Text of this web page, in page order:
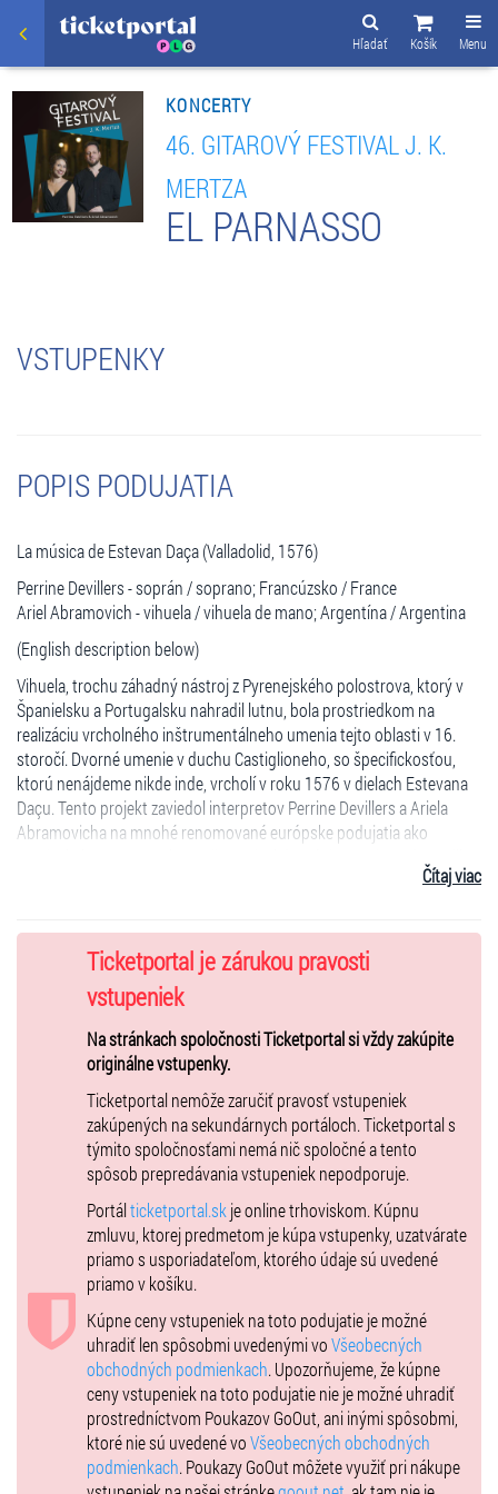
Menu
Košík
Hľadať
KONCERTY
46. GITAROVÝ FESTIVAL J. K.
MERTZA
EL PARNASSO
VSTUPENKY
POPIS PODUJATIA
La música de Estevan Daça (Valladolid, 1576)
Perrine Devillers - soprán / soprano; Francúzsko / France
Ariel Abramovich - vihuela / vihuela de mano; Argentína / Argentina
(English description below)
Vihuela, trochu záhadný nástroj z Pyrenejského polostrova, ktorý v
Španielsku a Portugalsku nahradil lutnu, bola prostriedkom na
realizáciu vrcholného inštrumentálneho umenia tejto oblasti v 16.
storočí. Dvorné umenie v duchu Castiglioneho, so špecifickosťou,
ktorú nenájdeme nikde inde, vrcholí v roku 1576 v dielach Estevana
Daçu. Tento projekt zaviedol interpretov Perrine Devillers a Ariela
Abramovicha na mnohé renomované európske podujatia ako
Gitarový festival J. K. Mertza patrí k významným podujatiam
slovenskej festivalovej scény a je jedným z najstarších svojho druhu
na svete. Jeho 46. ročník ponúka v Bratislave od 26. júna do 1. júla
širokú paletu gitarových koncertov. Hostia zo 7 krajín sveta uvedú
svoje jedinečné a pestré programy v Záhrade Domu Albrechtovcov,
Koncertnej sieni Klarisky a Zrkadlovej sieni Primaciálneho paláca.
Podujatie je súčasťou bratislavského mestského festivalu Kultúrne
VSTUPENKY:
Základné vstupné: 12€ (koncerty 26. 6. a 1. 7.) / 10€ (koncerty 27. –
Zľavnené vstupné: študenti (ISIC), učitelia (ITIC), dôchodcovia nad 65
rokov 8€ (koncerty 26. 6. a 1. 7.) / 6€ (koncerty 27. – 30. 6.), ZŤP 1€
PERMANENTKA na celý festival: 54€ / študenti (ISIC), učitelia (ITIC),
dôchodcovia nad 65 rokov 34€
Vstupenky sú dostupné v predpredaji v sieti Ticketportal vo forme
„hometicket“. Predpredaj končí 1 deň pred konaním koncertu (v
prípade permanentky 1 deň pred 1. koncertom festivalu). Ďalšie
vstupenky bude možné zakúpiť 1 hodinu pred koncertom na mieste
Viac informácií nájdete na našejwebstránke
Čítaj viac
Ticketportal je zárukou pravosti
vstupeniek
Na stránkach spoločnosti Ticketportal si vždy zakúpite
originálne vstupenky.
Ticketportal nemôže zaručiť pravosť vstupeniek
zakúpených na sekundárnych portáloch. Ticketportal s
týmito spoločnosťami nemá nič spoločné a tento
spôsob prepredávania vstupeniek nepodporuje.
Portálticketportal.sk je online trhoviskom. Kúpnu
zmluvu, ktorej predmetom je kúpa vstupenky, uzatvárate
priamo s usporiadateľom, ktorého údaje sú uvedené
priamo v košíku.
Kúpne ceny vstupeniek na toto podujatie je možné
uhradiť len spôsobmi uvedenými voVšeobecných
obchodných podmienkach. Upozorňujeme, že kúpne
ceny vstupeniek na toto podujatie nie je možné uhradiť
prostredníctvom Poukazov GoOut, ani inými spôsobmi,
ktoré nie sú uvedené voVšeobecných obchodných
podmienkach. Poukazy GoOut môžete využiť pri nákupe